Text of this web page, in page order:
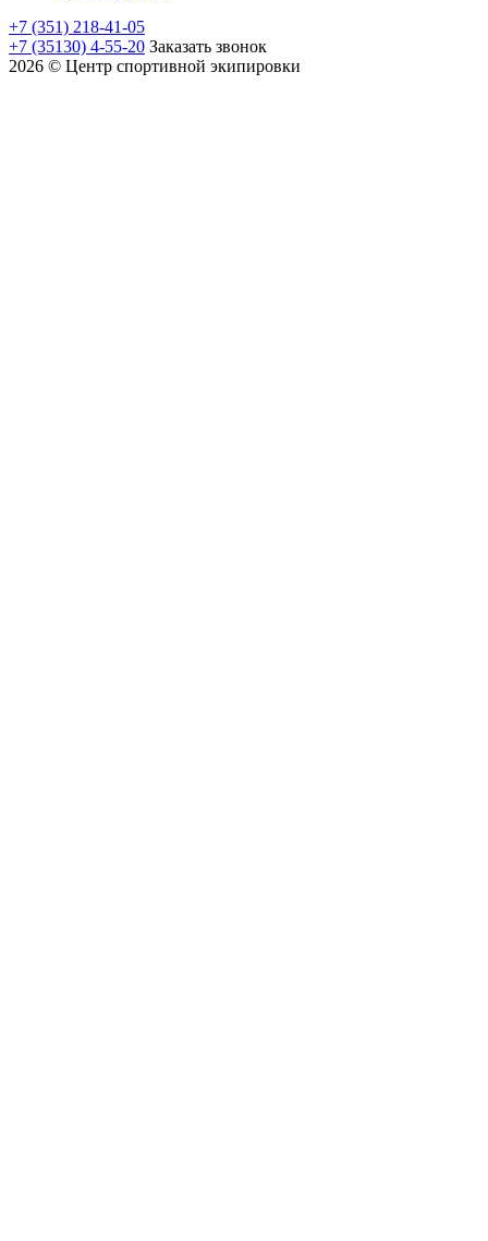
+7 (351) 218-41-05
+7 (35130) 4-55-20 Заказать звонок
2026 © Центр спортивной экипировки